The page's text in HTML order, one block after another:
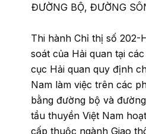
ĐƯỜNG BỘ, ĐƯỜNG
Thi hành Chỉ thị số 202-
soát của Hải quan tại
cục Hải quan quy định
Nam làm việc trên các
bằng đường bộ và
tầu thuyền Việt Nam
cấp thuộc ngành Giao